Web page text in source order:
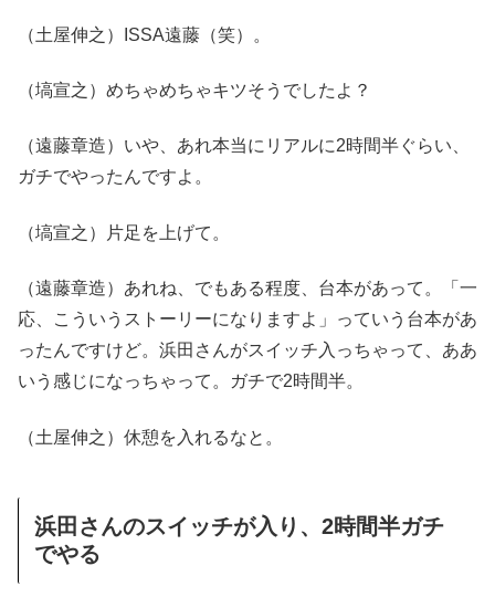
（土屋伸之）ISSA遠藤（笑）。
（塙宣之）めちゃめちゃキツそうでしたよ？
（遠藤章造）いや、あれ本当にリアルに2時間半ぐらい、
ガチでやったんですよ。
（塙宣之）片足を上げて。
（遠藤章造）あれね、でもある程度、台本があって。「一
応、こういうストーリーになりますよ」っていう台本があ
ったんですけど。浜田さんがスイッチ入っちゃって、ああ
いう感じになっちゃって。ガチで2時間半。
（土屋伸之）休憩を入れるなと。
浜田さんのスイッチが入り、2時間半ガチ
でやる